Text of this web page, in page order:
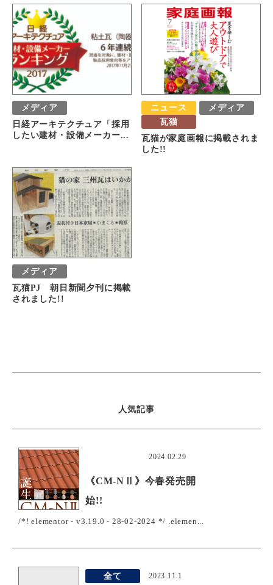
メディア
日経アーキテクチュア「採用
したい建材・設備メーカー...
ニュース
メディア
瓦猫
瓦猫が家庭画報に掲載されま
した!!
メディア
瓦猫PJ 朝日新聞夕刊に掲載
されました!!
人気記事
2024.02.29
《CM-NⅡ》今春発売開
始!!
/*! elementor - v3.19.0 - 28-02-2024 */ .elemen...
全て 2023.11.1